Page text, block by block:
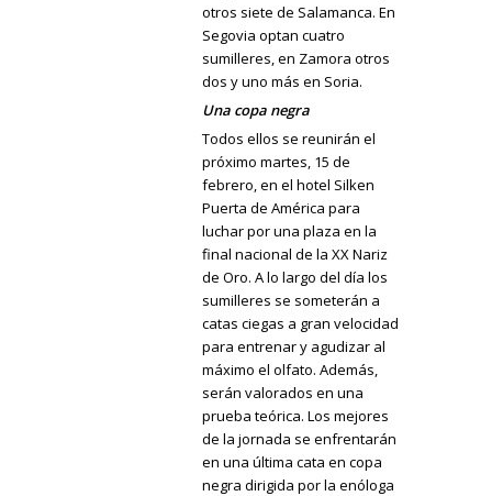
otros siete de Salamanca. En
Segovia optan cuatro
sumilleres, en Zamora otros
dos y uno más en Soria.
Una copa negra
Todos ellos se reunirán el
próximo martes, 15 de
febrero, en el hotel Silken
Puerta de América para
luchar por una plaza en la
final nacional de la XX Nariz
de Oro. A lo largo del día los
sumilleres se someterán a
catas ciegas a gran velocidad
para entrenar y agudizar al
máximo el olfato. Además,
serán valorados en una
prueba teórica. Los mejores
de la jornada se enfrentarán
en una última cata en copa
negra dirigida por la enóloga